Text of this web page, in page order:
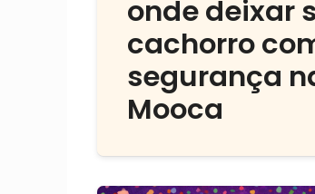
onde deixar
cachorro
segurança
Mooca